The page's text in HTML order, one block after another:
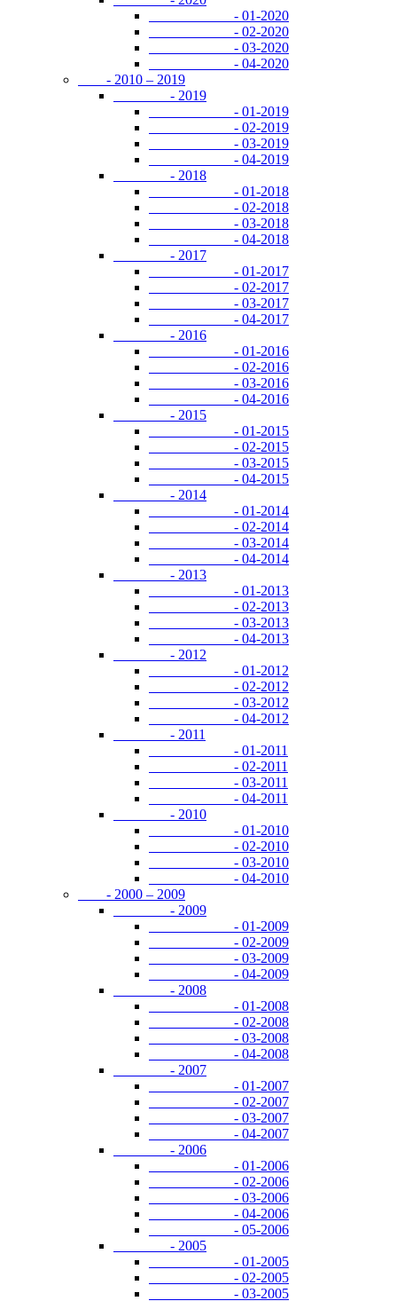
- 01-2020
- 02-2020
- 03-2020
- 04-2020
- 2010 – 2019
- 2019
- 01-2019
- 02-2019
- 03-2019
- 04-2019
- 2018
- 01-2018
- 02-2018
- 03-2018
- 04-2018
- 2017
- 01-2017
- 02-2017
- 03-2017
- 04-2017
- 2016
- 01-2016
- 02-2016
- 03-2016
- 04-2016
- 2015
- 01-2015
- 02-2015
- 03-2015
- 04-2015
- 2014
- 01-2014
- 02-2014
- 03-2014
- 04-2014
- 2013
- 01-2013
- 02-2013
- 03-2013
- 04-2013
- 2012
- 01-2012
- 02-2012
- 03-2012
- 04-2012
- 2011
- 01-2011
- 02-2011
- 03-2011
- 04-2011
- 2010
- 01-2010
- 02-2010
- 03-2010
- 04-2010
- 2000 – 2009
- 2009
- 01-2009
- 02-2009
- 03-2009
- 04-2009
- 2008
- 01-2008
- 02-2008
- 03-2008
- 04-2008
- 2007
- 01-2007
- 02-2007
- 03-2007
- 04-2007
- 2006
- 01-2006
- 02-2006
- 03-2006
- 04-2006
- 05-2006
- 2005
- 01-2005
- 02-2005
- 03-2005